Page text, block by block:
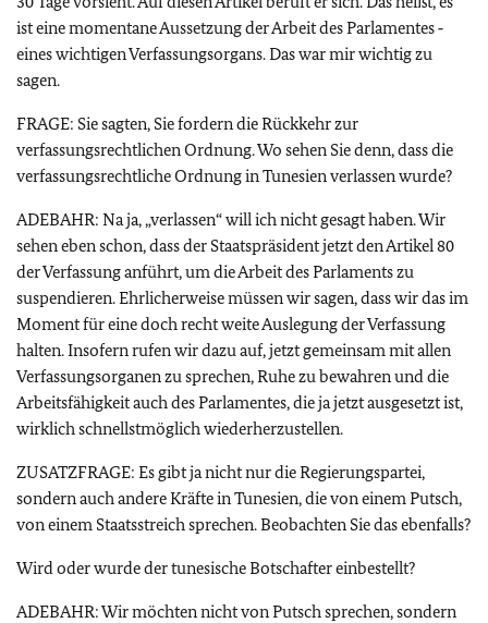
ist eine momentane Aussetzung der Arbeit des Parlamentes ‑
eines wichtigen Verfassungsorgans. Das war mir wichtig zu
sagen.
FRAGE: Sie sagten, Sie fordern die Rückkehr zur
verfassungsrechtlichen Ordnung. Wo sehen Sie denn, dass die
verfassungsrechtliche Ordnung in Tunesien verlassen wurde?
ADEBAHR: Na ja, „verlassen“ will ich nicht gesagt haben. Wir
sehen eben schon, dass der Staatspräsident jetzt den Artikel 80
der Verfassung anführt, um die Arbeit des Parlaments zu
suspendieren. Ehrlicherweise müssen wir sagen, dass wir das im
Moment für eine doch recht weite Auslegung der Verfassung
halten. Insofern rufen wir dazu auf, jetzt gemeinsam mit allen
Verfassungsorganen zu sprechen, Ruhe zu bewahren und die
Arbeitsfähigkeit auch des Parlamentes, die ja jetzt ausgesetzt ist,
wirklich schnellstmöglich wiederherzustellen.
ZUSATZFRAGE: Es gibt ja nicht nur die Regierungspartei,
sondern auch andere Kräfte in Tunesien, die von einem Putsch,
von einem Staatsstreich sprechen. Beobachten Sie das ebenfalls?
Wird oder wurde der tunesische Botschafter einbestellt?
ADEBAHR: Wir möchten nicht von Putsch sprechen, sondern